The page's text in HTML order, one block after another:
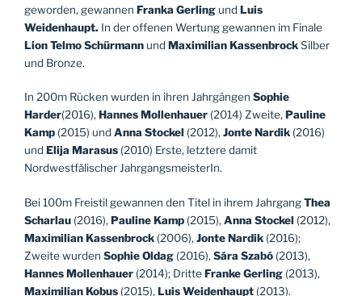
geworden, gewannen Franka Gerling und Luis
Weidenhaupt. In der offenen Wertung gewannen im Finale
Lion Telmo Schürmann und Maximilian KassenbrockSilber
und Bronze.
In 200m Rücken wurden in ihren Jahrgängen Sophie
Harder(2016),HannesMollenhauer (2014) Zweite,Pauline
Kamp (2015) und Anna Stockel (2012),Jonte Nardik (2016)
und Elija Marasus (2010) Erste, letztere damit
Nordwestfälischer JahrgangsmeisterIn.
Bei 100m Freistil gewannen den Titel in ihrem JahrgangThea
Scharlau (2016), Pauline Kamp (2015), Anna Stockel (2012),
Maximilian Kassenbrock (2006), Jonte Nardik (2016);
Zweite wurden Sophie Oldag (2016), Sára Szabó (2013),
Hannes Mollenhauer (2014); DritteFranke Gerling (2013),
Maximilian Kobus (2015), Luis Weidenhaupt (2013).